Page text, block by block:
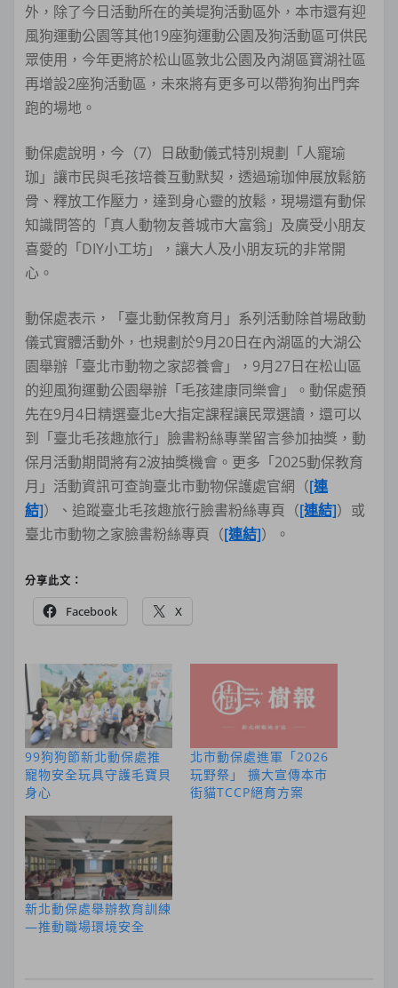
外，除了今日活動所在的美堤狗活動區外，本市還有迎
風狗運動公園等其他19座狗運動公園及狗活動區可供民
眾使用，今年更將於松山區敦北公園及內湖區寶湖社區
再增設2座狗活動區，未來將有更多可以帶狗狗出門奔
跑的場地。
動保處說明，今（7）日啟動儀式特別規劃「人寵瑜
珈」讓市民與毛孩培養互動默契，透過瑜珈伸展放鬆筋
骨、釋放工作壓力，達到身心靈的放鬆，現場還有動保
知識問答的「真人動物友善城市大富翁」及廣受小朋友
喜愛的「DIY小工坊」，讓大人及小朋友玩的非常開
心。
動保處表示，「臺北動保教育月」系列活動除首場啟動
儀式實體活動外，也規劃於9月20日在內湖區的大湖公
園舉辦「臺北市動物之家認養會」，9月27日在松山區
的迎風狗運動公園舉辦「毛孩建康同樂會」。動保處預
先在9月4日精選臺北e大指定課程讓民眾選讀，還可以
到「臺北毛孩趣旅行」臉書粉絲專業留言參加抽獎，動
保月活動期間將有2波抽獎機會。更多「2025動保教育
月」活動資訊可查詢臺北市動物保護處官網（[連
結]）、追蹤臺北毛孩趣旅行臉書粉絲專頁（[連結]）或
臺北市動物之家臉書粉絲專頁（[連結]）。
分享此文：
Facebook X
99狗狗節新北動保處推
寵物安全玩具守護毛寶貝
身心
北市動保處進軍「2026
玩野祭」 擴大宣傳本市
街貓TCCP絕育方案
新北動保處舉辦教育訓練
—推動職場環境安全